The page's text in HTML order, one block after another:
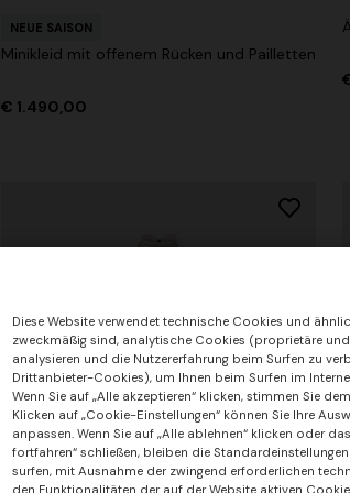
NEUE SAISON
Minikleid mit offenem Rücken und Pailletten
€ 1.490,00
Diese Website verwendet technische Cookies und
zweckmäßig sind, analytische Cookies (proprietäre
analysieren und die Nutzererfahrung beim Surfen zu
Drittanbieter-Cookies), um Ihnen beim Surfen im
Wenn Sie auf „Alle akzeptieren“ klicken, stimmen Sie
Klicken auf „Cookie-Einstellungen“ können Sie Ihre
anpassen. Wenn Sie auf „Alle ablehnen“ klicken oder
fortfahren“ schließen, bleiben die
surfen, mit Ausnahme der zwingend erforderlichen